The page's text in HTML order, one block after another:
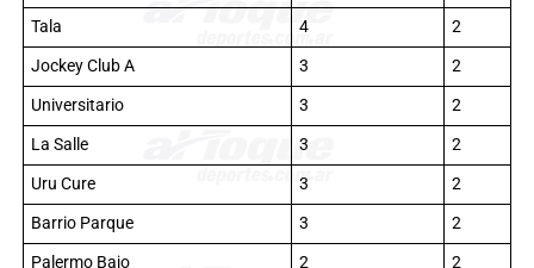
Tala
4
2
Jockey Club A
3
2
Universitario
3
2
La Salle
3
2
Uru Cure
3
2
Barrio Parque
3
2
Palermo Bajo
2 2